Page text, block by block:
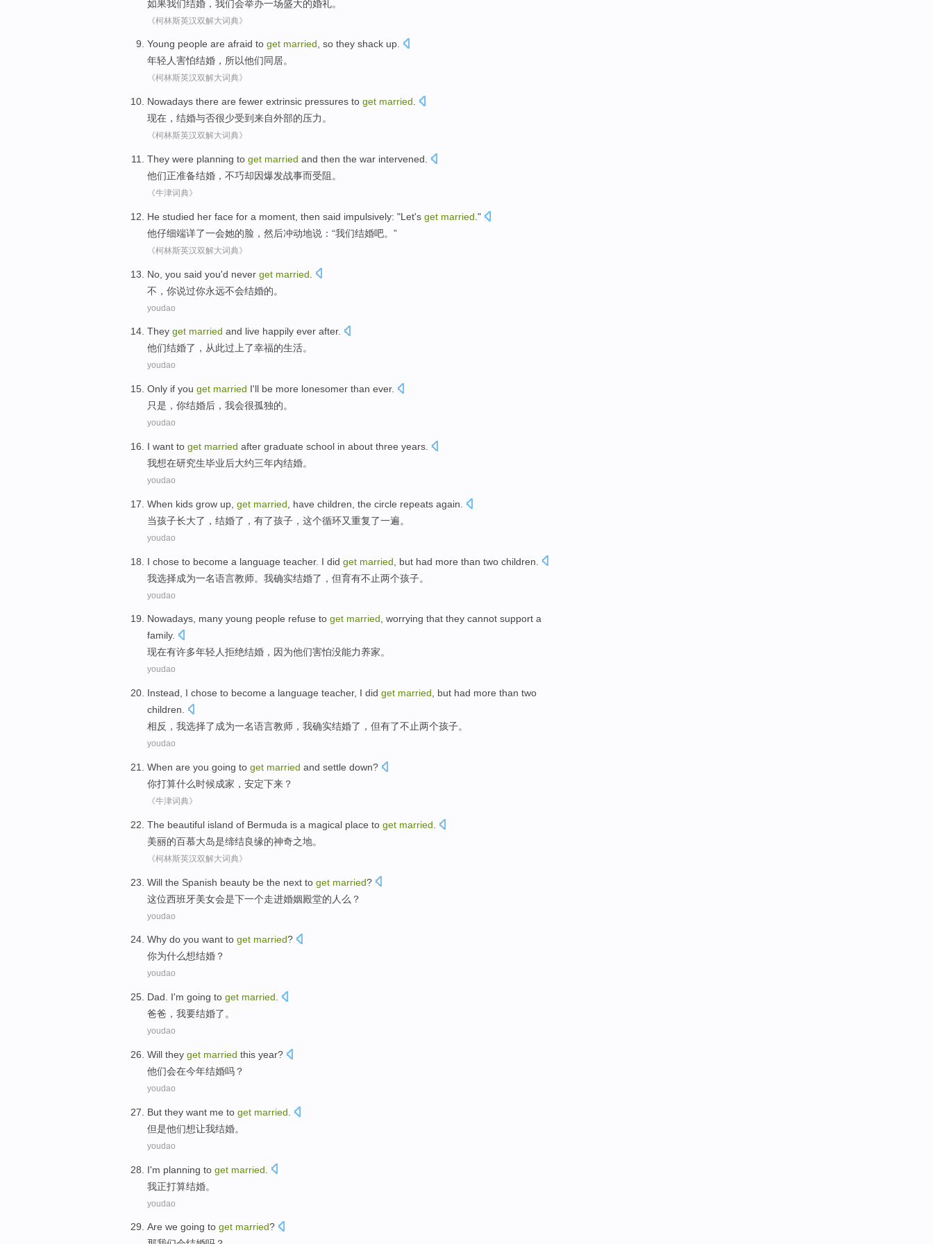
如果我们结婚 ，我们会举办一场盛大的婚礼。
《柯林斯英汉双解大词典》
Young people are afraid to get married, so they shack up.
年轻人害怕结婚 ， 所以他们同居。
《柯林斯英汉双解大词典》
Nowadays there are fewer extrinsic pressures to get married
现在 ，结婚与否很少受到来自外部的压力 。
《柯林斯英汉双解大词典》
They were planning to get married and then the war intervened
他们正准备结婚 ，不巧却因爆发战事而受阻。
《牛津词典》
He studied her face for a moment then said impulsively: "Let's get married ."
他仔细端详了一会她的脸 ， 然后冲动地说 ：“我们结婚吧。”
《柯林斯英汉双解大词典》
No you said you'd never get married
不 ， 你说过你永远不会结婚的。
youdao
They get married and live happily ever after.
他们结婚了，从此过上了幸福的生活。
youdao
Only if you get married I'll be more lonesomer than ever.
只是 ， 你结婚后， 我会很孤独的。
youdao
I want to get married after graduate school in about three years
我想在研究生毕业后大约三年内结婚。
youdao
When kids grow up get married have children the circle repeats again
当孩子长大了， 结婚了， 有了孩子 ， 这个循环又重复了一遍。
youdao
I chose to become a language teacher. I did get married but had more than two children
我选择成为一名语言教师。我确实结婚了， 但育有不止两个孩子。
youdao
Nowadays, many young people refuse to get married, worrying that they cannot support a
family.
现在有许多年轻人拒绝结婚 ， 因为他们害怕没能力养家。
youdao
Instead I chose to become a language teacher, I did get married but had more than two
children
相反 ， 我选择了成为一名语言教师 ，我确实结婚了， 但有了不止两个孩子。
youdao
When are you going to get married and settle down?
你打算什么时候成家 ， 安定下来？
《牛津词典》
The beautiful island of Bermuda is a magical place to get married
美丽的百慕大岛是缔结良缘的神奇之地。
《柯林斯英汉双解大词典》
Will the Spanish beauty be the next to get married?
这位西班牙美女会是下一个走进婚姻殿堂的人么？
youdao
Why do you want to get married?
你为什么想结婚 ？
youdao
Dad I'm going to get married
爸爸 ， 我要结婚了。
youdao
Will they get married this year?
他们会在今年结婚吗？
youdao
But they want me to get married
但是他们想让我结婚。
youdao
I'm planning to get married
我正打算结婚。
youdao
Are we going to get married?